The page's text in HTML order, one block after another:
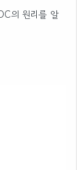
의 원리를 알